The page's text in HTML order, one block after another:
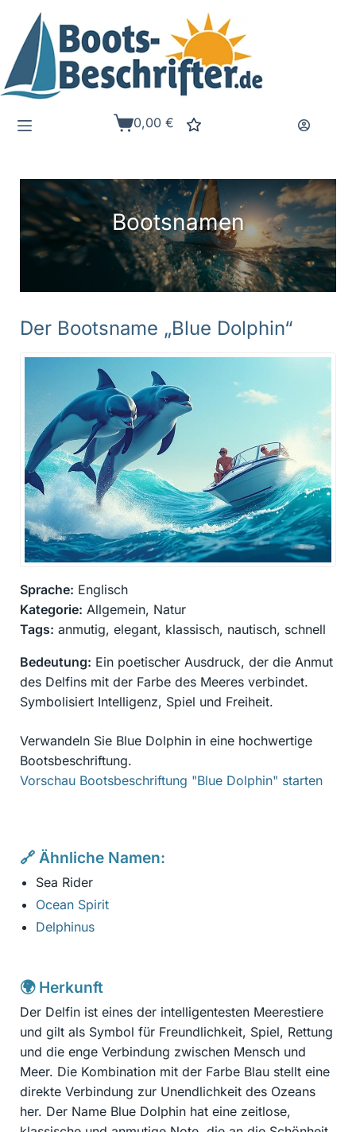
Inhalt
springen
Warenkorb
0,00€
Bootsnamen
Der Bootsname „Blue Dolphin“
Sprache: Englisch
Kategorie: Allgemein, Natur
Tags: anmutig, elegant, klassisch, nautisch, schnell
Bedeutung: Ein poetischer Ausdruck, der die Anmut
des Delfins mit der Farbe des Meeres verbindet.
Symbolisiert Intelligenz, Spiel und Freiheit.
Verwandeln Sie Blue Dolphin in eine hochwertige
Bootsbeschriftung.
Vorschau Bootsbeschriftung "Blue Dolphin" starten
🔗 Ähnliche Namen:
Sea Rider
Ocean Spirit
Delphinus
🌍 Herkunft
Der Delfin ist eines der intelligentesten Meerestiere
und gilt als Symbol für Freundlichkeit, Spiel, Rettung
und die enge Verbindung zwischen Mensch und
Meer. Die Kombination mit der Farbe Blau stellt eine
direkte Verbindung zur Unendlichkeit des Ozeans
her. Der Name Blue Dolphin hat eine zeitlose,